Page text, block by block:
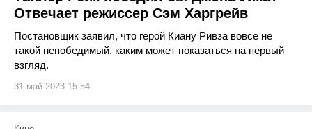
Отвечает режиссер Сэм Харгрейв
Постановщик заявил, что герой Киану Ривза вовсе не
такой непобедимый, каким может показаться на первый
взгляд.
31 май 2023 15:54